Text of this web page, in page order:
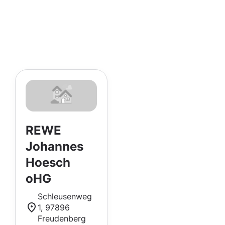
REWE
Johannes
Hoesch
oHG
Schleusenweg
1, 97896
Freudenberg